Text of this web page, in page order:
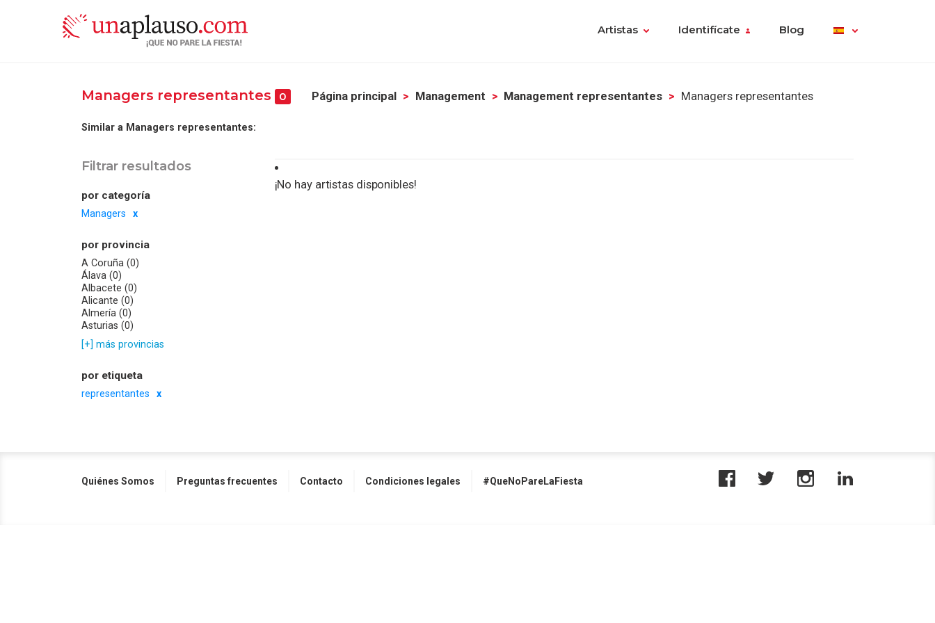
Artistas Identifícate Blog
Managers representantes 0 Página principal Management Management representantes Managers representantes
Similar a Managers representantes:
Filtrar resultados
por categoría
Managers
por provincia
A Coruña (0)
Álava (0)
Albacete (0)
Alicante (0)
Almería (0)
Asturias (0)
[+] más provincias
por etiqueta
representantes
¡No hay artistas disponibles!
Quiénes Somos Preguntas frecuentes Contacto Condiciones legales #QueNoPareLaFiesta